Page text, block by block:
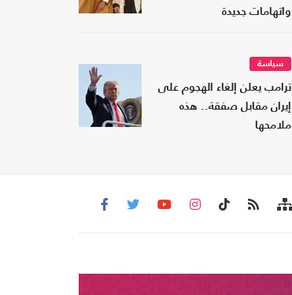
واتهامات جديدة
سياسة
ترامب يعلن إلغاء الهجوم على
إيران مقابل صفقة.. هذه
ملامحها